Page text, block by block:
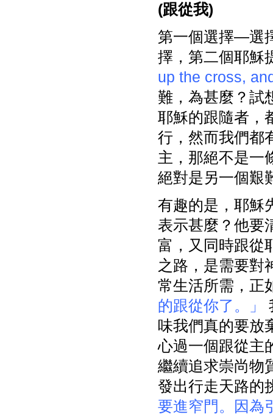
(跟從我)
第一個選擇—選
擇，第二個耶穌
up the cross,
難，為甚麼？試
耶穌的跟隨者，
行，然而我們都
主，那絕不是一
絕對是另一個艱
有趣的是，耶穌
表示甚麼？他要
富，又同時跟從
之路，是需要對
常生活所需，正
的跟從你了。」
味我們真的要放
心過一個跟從主
繼續追求崇尚物
發出行走天路的
要進窄門。因為